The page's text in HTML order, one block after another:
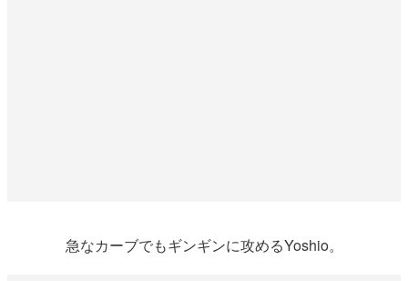
急なカーブでもギンギンに攻めるYoshio。